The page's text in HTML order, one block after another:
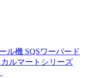
ル機 SQSワーバード
ルマートシリーズ